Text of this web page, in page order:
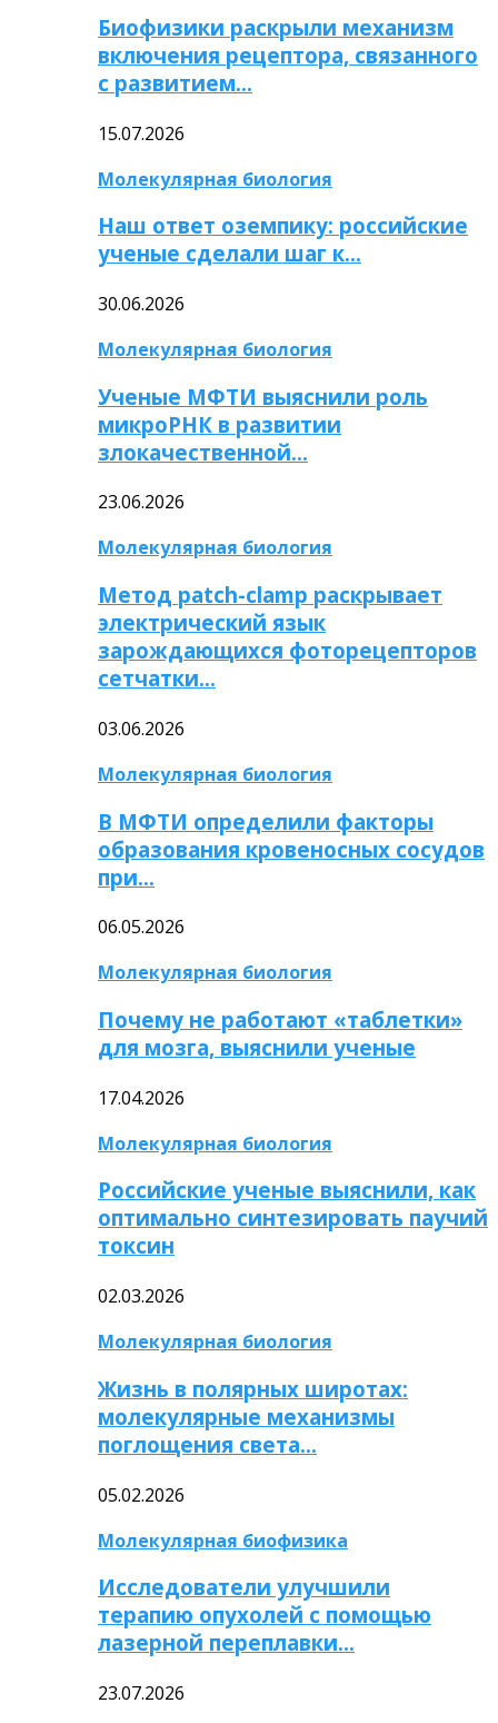
Биофизики раскрыли механизм
включения рецептора, связанного
с развитием…
15.07.2026
Молекулярная биология
Наш ответ оземпику: российские
ученые сделали шаг к…
30.06.2026
Молекулярная биология
Ученые МФТИ выяснили роль
микроРНК в развитии
злокачественной…
23.06.2026
Молекулярная биология
Метод patch-clamp раскрывает
электрический язык
зарождающихся фоторецепторов
сетчатки…
03.06.2026
Молекулярная биология
В МФТИ определили факторы
образования кровеносных сосудов
при…
06.05.2026
Молекулярная биология
Почему не работают «таблетки»
для мозга, выяснили ученые
17.04.2026
Молекулярная биология
Российские ученые выяснили, как
оптимально синтезировать паучий
токсин
02.03.2026
Молекулярная биология
Жизнь в полярных широтах:
молекулярные механизмы
поглощения света…
05.02.2026
Молекулярная биофизика
Исследователи улучшили
терапию опухолей с помощью
лазерной переплавки…
23.07.2026